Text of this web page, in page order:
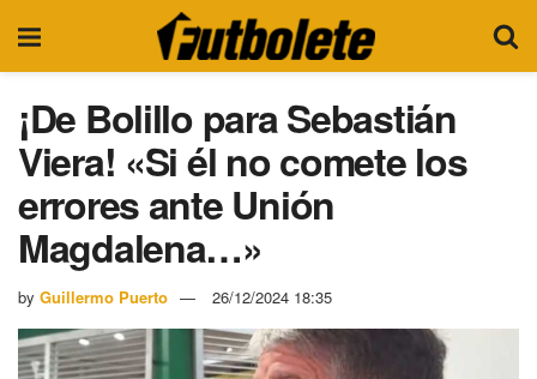
¡De Bolillo para Sebastián
Viera! «Si él no comete los
errores ante Unión
Magdalena…»
by Guillermo Puerto 26/12/2024 18:35